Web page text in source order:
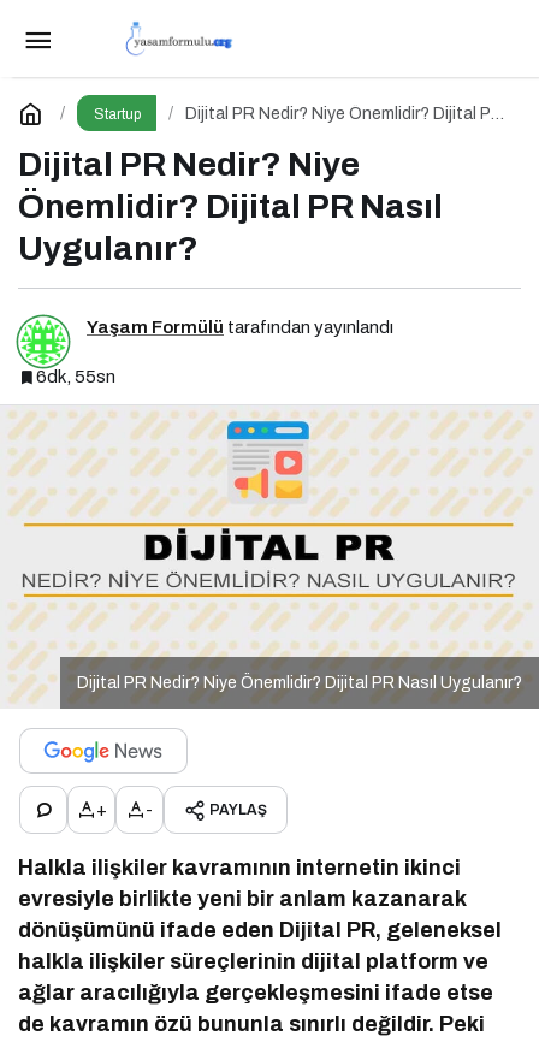
Startup
Dijital PR Nedir? Niye Önemlidir? Dijital PR
Dijital PR Nedir? Niye
Önemlidir? Dijital PR Nasıl
Uygulanır?
Yaşam Formülü tarafından yayınlandı
6dk, 55sn
Dijital PR Nedir? Niye Önemlidir? Dijital PR Nasıl Uygulanır?
+ - PAYLAŞ
Halkla ilişkiler kavramının internetin ikinci
evresiyle birlikte yeni bir anlam kazanarak
dönüşümünü ifade eden Dijital PR, geleneksel
halkla ilişkiler süreçlerinin dijital platform ve
ağlar aracılığıyla gerçekleşmesini ifade etse
de kavramın özü bununla sınırlı değildir. Peki
İçerik Pazarlaması Nedir?
Yorum Yap